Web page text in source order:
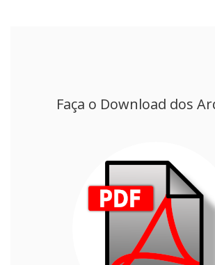
Faça o Download dos